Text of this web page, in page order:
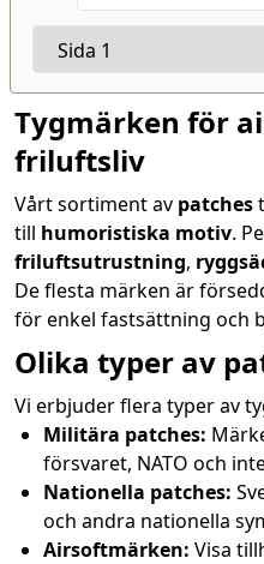
Tygmärken för
friluftsliv
Vårt sortiment av patches
till humoristiska motiv.
friluftsutrustning,
De flesta märken är
för enkel fastsättning och
Olika typer av
Vi erbjuder flera typer av
Militära patches:
försvaret, NATO och
Nationella patches:
och andra nationella
Airsoftmärken: Visa